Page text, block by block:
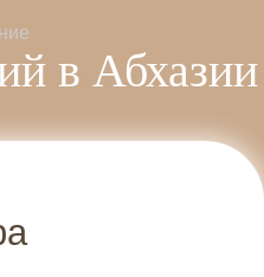
в Абхазии
вы даетеСогласие
данныхв порядке и на
данныхв порядке и на